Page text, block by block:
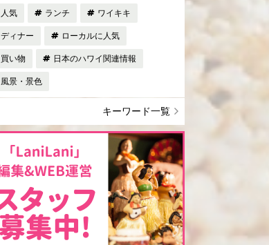
人気 ランチ ワイキキ
ディナー ローカルに人気
買い物 日本のハワイ関連情報
風景・景色
キーワード一覧